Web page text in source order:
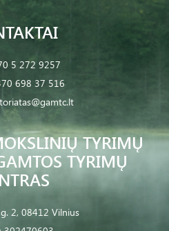
TYRIMŲ
TYRIMŲ
2, 08412 Vilnius
5 272 9257
698 37 516